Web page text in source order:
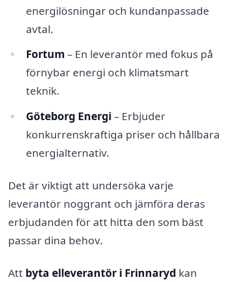
energilösningar och kundanpassade
avtal.
Fortum – En leverantör med fokus på
förnybar energi och klimatsmart
teknik.
Göteborg Energi – Erbjuder
konkurrenskraftiga priser och hållbara
energialternativ.
Det är viktigt att undersöka varje
leverantör noggrant och jämföra deras
erbjudanden för att hitta den som bäst
passar dina behov.
Att byta elleverantör i Frinnaryd kan